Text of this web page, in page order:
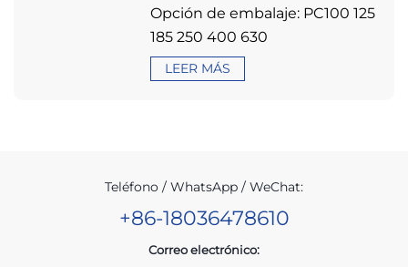
Opción de embalaje: PC100 125
185 250 400 630
LEER MÁS
Teléfono / WhatsApp / WeChat:
+86-18036478610
Correo electrónico: